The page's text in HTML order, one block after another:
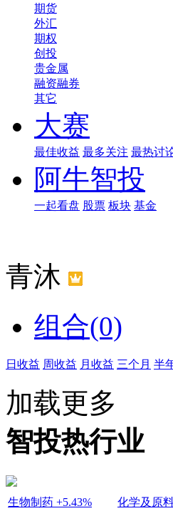
期货
外汇
期权
创投
贵金属
融资融券
其它
大赛
最佳收益 最多关注 最热讨
阿牛智投
一起看盘 股票 板块 基金
青沐
组合(0)
日收益 周收益 月收益 三个月 半
加载更多
智投热行业
生物制药 +5.43% 化学及原